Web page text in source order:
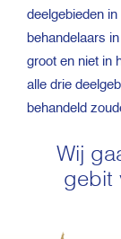
deelgebieden
behandelaars
groot en niet in
alle drie
behandeld
Wij
gebit